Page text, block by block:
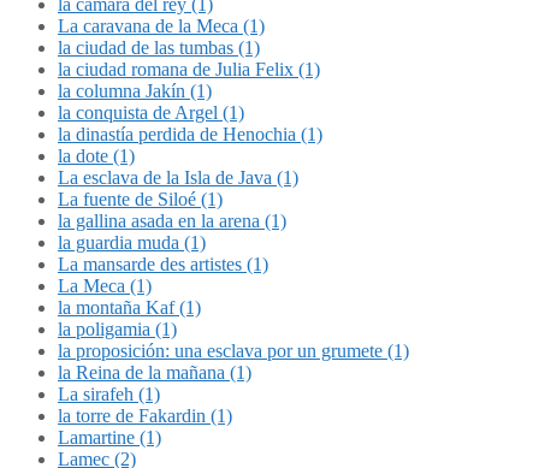
la cámara del rey (1)
La caravana de la Meca (1)
la ciudad de las tumbas (1)
la ciudad romana de Julia Felix (1)
la columna Jakín (1)
la conquista de Argel (1)
la dinastía perdida de Henochia (1)
la dote (1)
La esclava de la Isla de Java (1)
La fuente de Siloé (1)
la gallina asada en la arena (1)
la guardia muda (1)
La mansarde des artistes (1)
La Meca (1)
la montaña Kaf (1)
la poligamia (1)
la proposición: una esclava por un grumete (1)
la Reina de la mañana (1)
La sirafeh (1)
la torre de Fakardin (1)
Lamartine (1)
Lamec (2)